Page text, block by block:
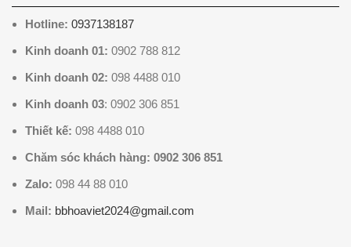
Hotline: 0937138187
Kinh doanh 01: 0902 788 812
Kinh doanh 02: 098 4488 010
Kinh doanh 03: 0902 306 851
Thiết kế: 098 4488 010
Chăm sóc khách hàng: 0902 306 851
Zalo: 098 44 88 010
Mail: bbhoaviet2024@gmail.com